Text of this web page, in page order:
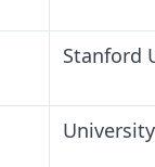
Stanford